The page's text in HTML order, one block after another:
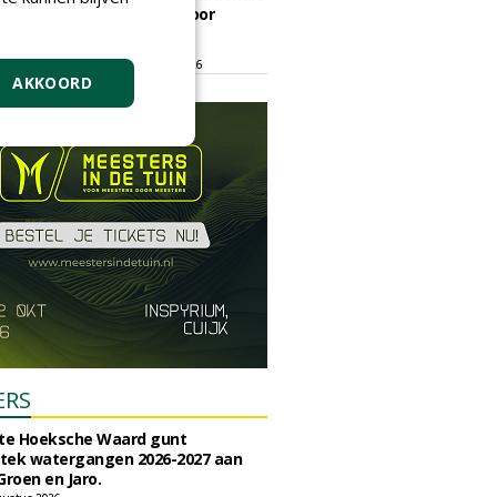
ontmoetingsplek voor
t/m vrijdag 18 september 2026
Hoeksche Waard gunt
watergangen 2026-2027 aan
en Jaro.
AKKOORD